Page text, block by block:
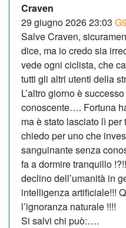
Craven
29 giugno 2026 23:03
Salve Craven,
dice, ma io credo sia
vede ogni ciclista, che
tutti gli altri utenti della
L’altro giorno è
conoscente…. Fortuna
ma è stato lasciato lì
chiedo per uno che
sanguinante senza
fa a dormire tranquillo
declino dell’umanità in
intelligenza artificiale!!!
l’ignoranza naturale !!!!
Si salvi chi può:….